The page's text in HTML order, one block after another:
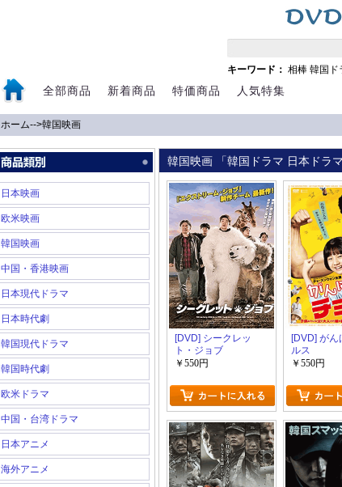
キーワード： 相棒 韓国ド
全部商品 新着商品 特価商品 人気特集
ホーム-->韓国映画
日本映画
欧米映画
韓国映画
中国・香港映画
日本現代ドラマ
日本時代劇
韓国現代ドラマ
韓国時代劇
欧米ドラマ
中国・台湾ドラマ
日本アニメ
海外アニメ
韓国映画 「韓国ドラマ 日本ドラ
[DVD] シークレッ
ト・ジョブ
￥550円
[DVD] がん
ルス
￥550円
0